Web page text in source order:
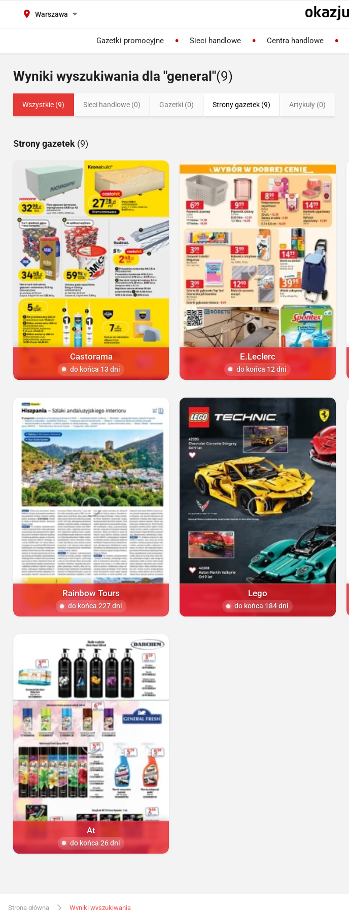
Warszawa
Gazetki promocyjne Sieci handlowe Centra handlowe
Wyniki wyszukiwania dla "general"(9)
Wszystkie (9) Sieci handlowe (0) Gazetki (0) Strony gazetek (9) Artykuły (0)
Strony gazetek (9)
Castorama
do końca 13 dni
E.Leclerc
do końca 12 dni
Rainbow Tours
do końca 227 dni
Lego
do końca 184 dni
At
do końca 26 dni
Strona główna Wyniki wyszukiwania